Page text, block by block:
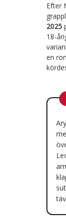
Efter
2025
18-
en